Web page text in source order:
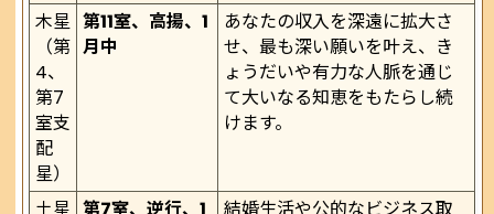
木星
（第
4、
第7
室支
配
星）
第11室、高揚、1
月中
あなたの収入を深遠に拡大さ
せ、最も深い願いを叶え、き
ょうだいや有力な人脈を通じ
て大いなる知恵をもたらし続
けます。
土星 第7室、逆行、1 結婚生活や公的なビジネス取